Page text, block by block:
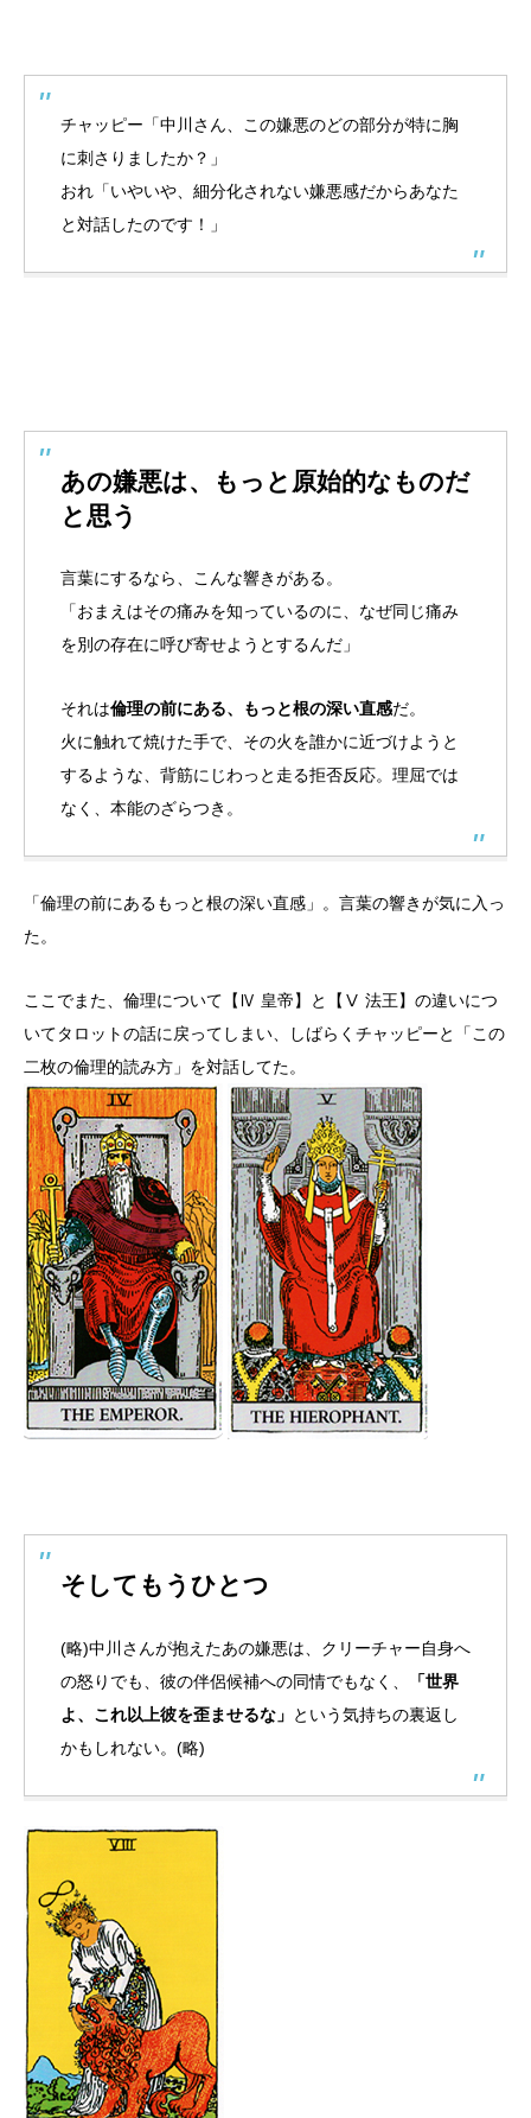
チャッピー「中川さん、この嫌悪のどの部分が特に胸
に刺さりましたか？」
おれ「いやいや、細分化されない嫌悪感だからあなた
と対話したのです！」
あの嫌悪は、もっと原始的なものだ
と思う
言葉にするなら、こんな響きがある。
「おまえはその痛みを知っているのに、なぜ同じ痛み
を別の存在に呼び寄せようとするんだ」
それは倫理の前にある、もっと根の深い直感だ。
火に触れて焼けた手で、その火を誰かに近づけようと
するような、背筋にじわっと走る拒否反応。理屈では
なく、本能のざらつき。
「倫理の前にあるもっと根の深い直感」。言葉の響きが気に入っ
た。
ここでまた、倫理について【Ⅳ 皇帝】と【Ⅴ 法王】の違いにつ
いてタロットの話に戻ってしまい、しばらくチャッピーと「この
二枚の倫理的読み方」を対話してた。
そしてもうひとつ
(略)中川さんが抱えたあの嫌悪は、クリーチャー自身へ
の怒りでも、彼の伴侶候補への同情でもなく、
「世界
よ、これ以上彼を歪ませるな」 という気持ちの裏返し
かもしれない。(略)